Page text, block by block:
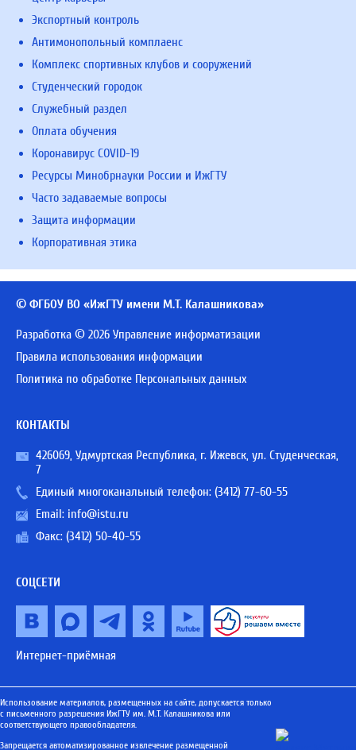
Экспортный контроль
Антимонопольный комплаенс
Комплекс спортивных клубов и сооружений
Студенческий городок
Служебный раздел
Оплата обучения
Коронавирус COVID-19
Ресурсы Минобрнауки России и ИжГТУ
Часто задаваемые вопросы
Защита информации
Корпоративная этика
© ФГБОУ ВО «ИжГТУ имени М.Т. Калашникова»
Разработка © 2026 Управление информатизации
Правила использования информации
Политика по обработке Персональных данных
КОНТАКТЫ
426069, Удмуртская Республика, г. Ижевск, ул. Студенческая,
7
Единый многоканальный телефон: (3412) 77-60-55
Email: info@istu.ru
Факс: (3412) 50-40-55
СОЦСЕТИ
Интернет-приёмная
Использование материалов, размещенных на сайте, допускается только
с письменного разрешения ИжГТУ им. М.Т. Калашникова или
соответствующего правообладателя.
Запрещается автоматизированное извлечение размещенной